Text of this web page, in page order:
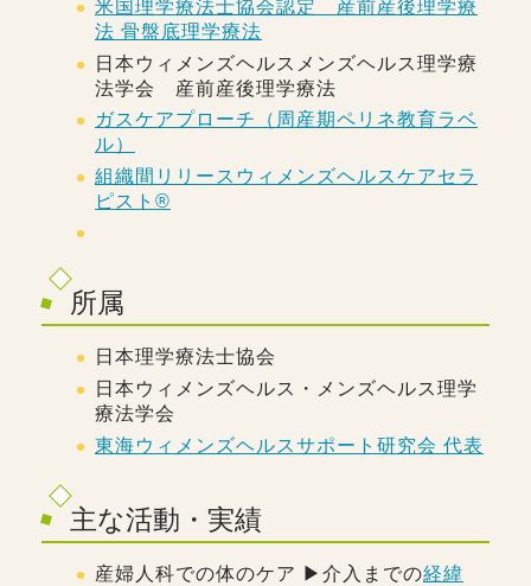
米国理学療法士協会認定 産前産後理学療
法 骨盤底理学療法
日本ウィメンズヘルスメンズヘルス理学療
法学会 産前産後理学療法
ガスケアプローチ（周産期ペリネ教育ラベ
ル）
組織間リリースウィメンズヘルスケアセラ
ピスト®️
所属
日本理学療法士協会
日本ウィメンズヘルス・メンズヘルス理学
療法学会
東海ウィメンズヘルスサポート研究会 代表
主な活動・実績
産婦人科での体のケア ▶︎介入までの経緯